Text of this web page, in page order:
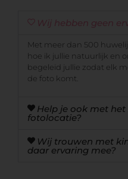
Wij hebben geen
Met meer dan 500
hoe ik jullie natuurlijk en
begeleid jullie zodat elk
de foto komt.
Help je ook met
fotolocatie?
Wij trouwen met
daar ervaring mee?